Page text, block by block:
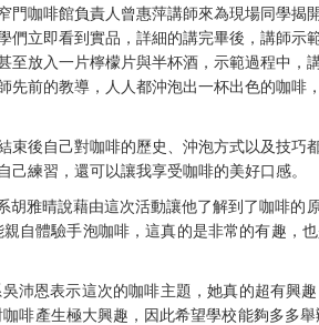
門咖啡館負責人曾惠萍講師來為現場同學揭
們立即看到實品，詳細的講完畢後，講師示
至放入一片檸檬片與半杯酒，示範過程中，
先前的教導，人人都沖泡出一杯出色的咖啡
後自己對咖啡的歷史、沖泡方式以及技巧
練習，還可以讓我享受咖啡的美好口感。
胡雅晴說藉由這次活動讓他了解到了咖啡的
親自體驗手泡咖啡，這真的是非常的有趣，
沛恩表示這次的咖啡主題，她真的超有興
咖啡產生極大興趣，因此希望學校能夠多多